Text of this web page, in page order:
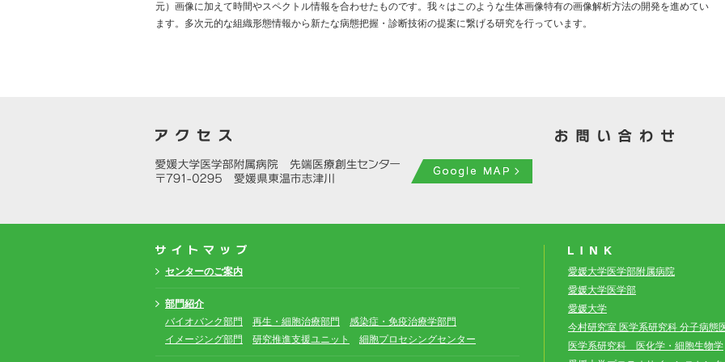
元）画像に加えて時間やスペクトル情報を合わせたものです。我々はこのような生体画像特有の画像解析方法の開発を進めてい
ます。多次元的な組織形態情報から新たな病態把握・診断技術の提案に繋げる研究を行っています。
センターのご案内
部門紹介
バイオバンク部門
再生・細胞治療部門
感染症・免疫治療学部門
イメージング部門
研究推進支援ユニット 細胞プロセシングセンター
愛媛大学医学部附属病院
愛媛大学医学部
愛媛大学
今村研究室 医学系研究科 分子病態
医学系研究科 医化学・細胞生物学